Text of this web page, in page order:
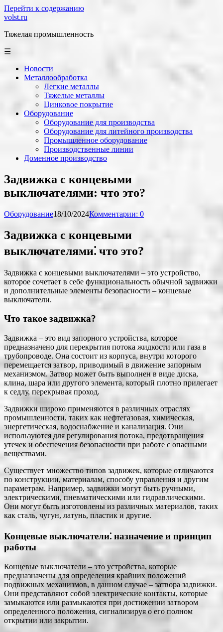
Перейти к содержанию
volst.ru
Тяжелая промышленность
☰
Новости
Металлообработка
Легкие металлы
Тяжелые металлы
Цинковое покрытие
Оборудование
Оборудование для производства
Оборудование для литейного производства
Промышленное оборудование
Производственные линии
Доменное производство
Задвижка с концевыми
выключателями: что это?
Оборудование18/10/2024Комментарии: 0
Задвижка с концевыми
выключателями⁚ что это?
Задвижка с концевыми выключателями – это устройство,
которое сочетает в себе функциональность обычной задвижки
и дополнительные элементы безопасности – концевые
выключатели.
Что такое задвижка?
Задвижка – это вид запорного устройства, которое
предназначено для перекрытия потока жидкости или газа в
трубопроводе. Она состоит из корпуса, внутри которого
перемещается затвор, приводимый в движение запорным
механизмом. Затвор может быть выполнен в виде диска,
клина, шара или другого элемента, который плотно прилегает
к седлу, перекрывая проход.
Задвижки широко применяются в различных отраслях
промышленности, таких как нефтегазовая, химическая,
энергетическая, водоснабжение и канализация. Они
используются для регулирования потока, предотвращения
утечек и обеспечения безопасности при работе с опасными
веществами.
Существует множество типов задвижек, которые отличаются
по конструкции, материалам, способу управления и другим
параметрам. Например, задвижки могут быть ручными,
электрическими, пневматическими или гидравлическими.
Они могут быть изготовлены из различных материалов, таких
как сталь, чугун, латунь, пластик и другие.
Концевые выключатели⁚ назначение и принцип
работы
Концевые выключатели – это устройства, которые
предназначены для определения крайних положений
подвижных механизмов, в данном случае – затвора задвижки.
Они представляют собой электрические контакты, которые
замыкаются или размыкаются при достижении затвором
определенного положения, сигнализируя о его полном
открытии или закрытии.